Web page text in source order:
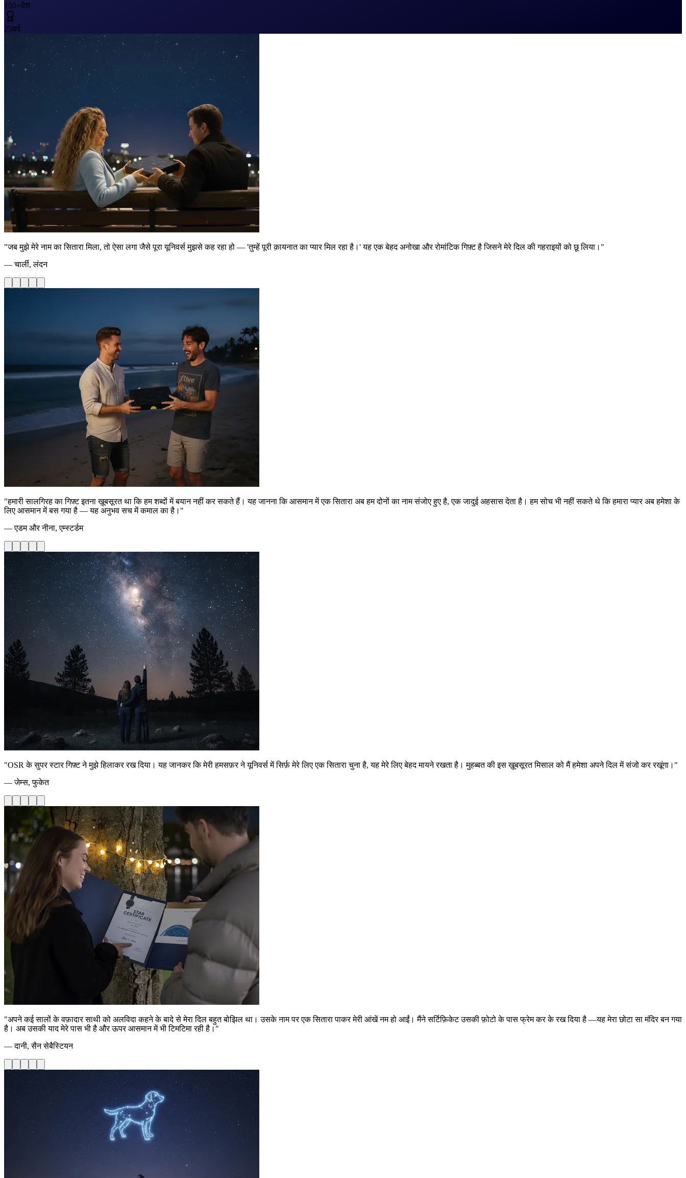
150+देश
25वर्ष
"जब मुझे मेरे नाम का सितारा मिला, तो ऐसा लगा जैसे पूरा यूनिवर्स मुझसे कह रहा हो — 'तुम्हें पूरी क़ायनात का प्यार मिल रहा है।' यह एक बेहद अनोखा और रोमांटिक गिफ़्ट है जिसने मेरे दिल की गहराइयों को छू लिया।"
— चार्ली, लंदन
"हमारी सालगिरह का गिफ़्ट इतना ख़ूबसूरत था कि हम शब्दों में बयान नहीं कर सकते हैं। यह जानना कि आसमान में एक सितारा अब हम दोनों का नाम संजोए हुए है, एक जादुई अहसास देता है। हम सोच भी नहीं सकते थे कि हमारा प्यार अब हमेशा के
लिए आसमान में बस गया है — यह अनुभव सच में कमाल का है।"
— एडम और नीना, एम्स्टर्डम
"OSR के सुपर स्टार गिफ़्ट ने मुझे हिलाकर रख दिया। यह जानकर कि मेरी हमसफ़र ने यूनिवर्स में सिर्फ़ मेरे लिए एक सितारा चुना है, यह मेरे लिए बेहद मायने रखता है। मुहब्बत की इस ख़ूबसूरत मिसाल को मैं हमेशा अपने दिल में संजो कर रखूंगा।"
— जेम्स, फुकेत
"अपने कई सालों के वफ़ादार साथी को अलविदा कहने के बादे से मेरा दिल बहुत बोझिल था। उसके नाम पर एक सितारा पाकर मेरी आंखें नम हो आईं। मैंने सर्टिफ़िकेट उसकी फ़ोटो के पास फ्रेम कर के रख दिया है —यह मेरा छोटा सा मंदिर बन गया
है। अब उसकी याद मेरे पास भी है और ऊपर आसमान में भी टिमटिमा रही है।"
— दानी, सैन सेबैस्टियन